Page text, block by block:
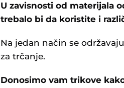
U zavisnosti od materijala
trebalo bi da koristite i
Na jedan način se
za trčanje.
Donosimo vam trikove